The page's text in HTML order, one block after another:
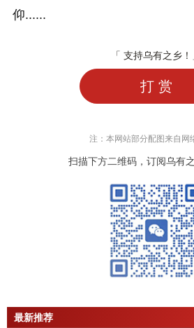
仰......
「 支持乌有之乡！
打 赏
注：本网站部分配图来自网
扫描下方二维码，订阅乌有
最新推荐